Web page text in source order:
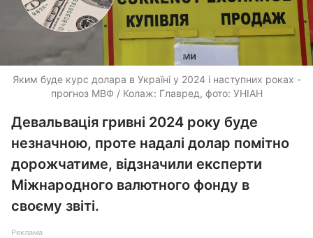
Яким буде курс долара в Україні у 2024 і наступних роках -
прогноз МВФ / Колаж: Главред, фото: УНІАН
Девальвація гривні 2024 року буде
незначною, проте надалі долар помітно
дорожчатиме, відзначили експерти
Міжнародного валютного фонду в
своєму звіті.
Реклама